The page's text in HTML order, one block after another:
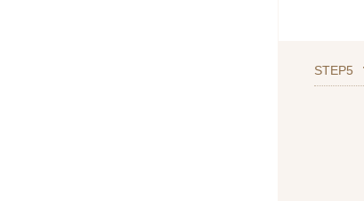
STEP5